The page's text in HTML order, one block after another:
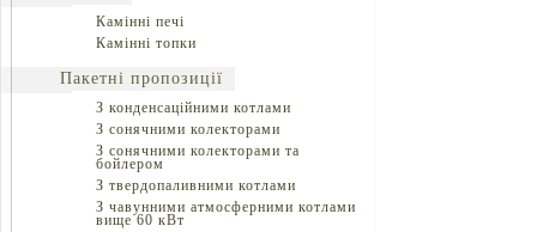
Камінні печі
Камінні топки
Пакетні пропозиції
З конденсаційними котлами
З сонячними колекторами
З сонячними колекторами та
бойлером
З твердопаливними котлами
З чавунними атмосферними котлами
вище 60 кВт